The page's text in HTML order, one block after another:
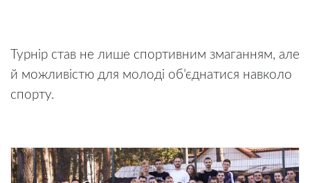
Турнір став не лише спортивним змаганням, але
й можливістю для молоді об’єднатися навколо
спорту.